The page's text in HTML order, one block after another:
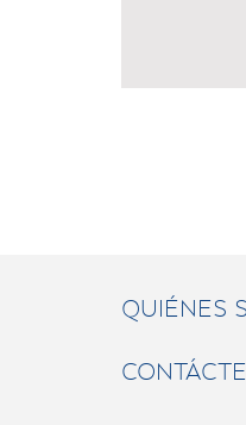
QUIÉNES